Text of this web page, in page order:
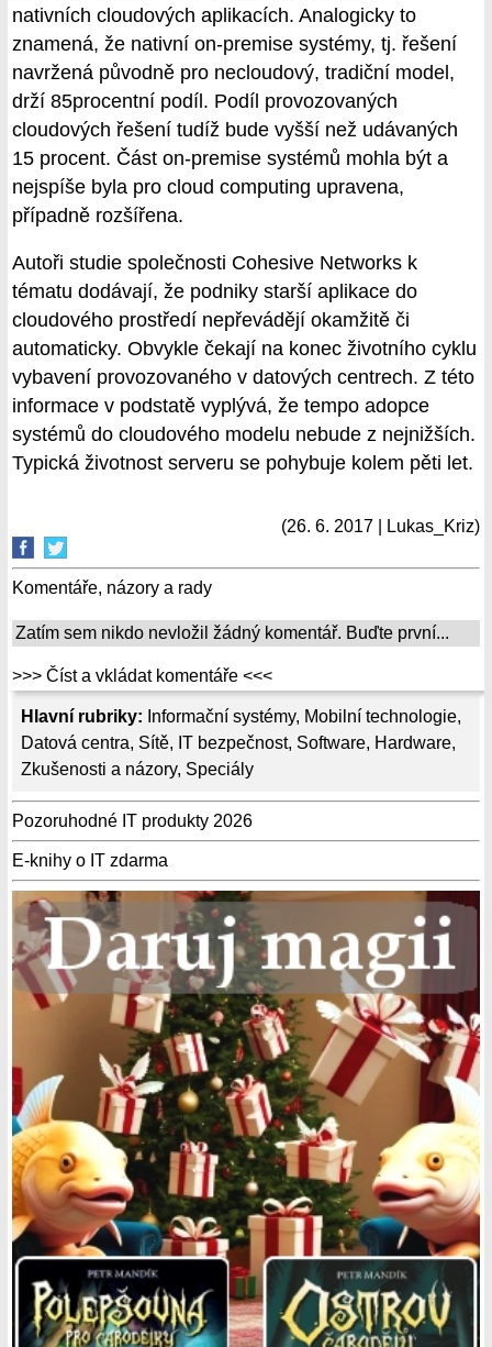
Hlavní rubriky: Informační systémy, Mobilní technologie,
Datová centra, Sítě, IT bezpečnost, Software, Hardware,
Zkušenosti a názory, Speciály
Pozoruhodné IT produkty 2026
E-knihy o IT zdarma
nativních cloudových aplikacích. Analogicky to
znamená, že nativní on-premise systémy, tj. řešení
navržená původně pro necloudový, tradiční model,
drží 85procentní podíl. Podíl provozovaných
cloudových řešení tudíž bude vyšší než udávaných
15 procent. Část on-premise systémů mohla být a
nejspíše byla pro cloud computing upravena,
případně rozšířena.
Autoři studie společnosti Cohesive Networks k
tématu dodávají, že podniky starší aplikace do
cloudového prostředí nepřevádějí okamžitě či
automaticky. Obvykle čekají na konec životního cyklu
vybavení provozovaného v datových centrech. Z této
informace v podstatě vyplývá, že tempo adopce
systémů do cloudového modelu nebude z nejnižších.
Typická životnost serveru se pohybuje kolem pěti let.
(26. 6. 2017 | Lukas_Kriz)
Komentáře, názory a rady
Zatím sem nikdo nevložil žádný komentář. Buďte první...
>>> Číst a vkládat komentáře <<<